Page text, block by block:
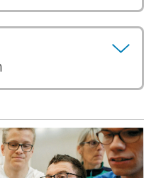
Die Entscheidung über
unterliegt dem jeweiligen